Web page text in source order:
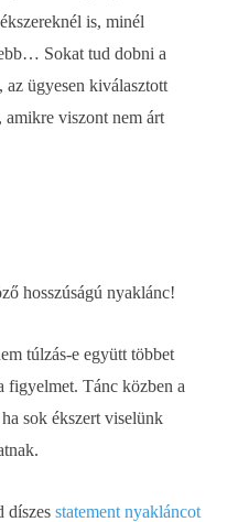
is, minél
Sokat tud dobni a
az ügyesen kiválasztott
amikre viszont nem árt
hosszúságú nyaklánc!
túlzás-e együtt többet
figyelmet. Tánc közben a
sok ékszert viselünk
díszes statement nyakláncot